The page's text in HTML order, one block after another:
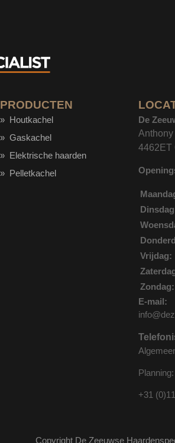
PRODUCTEN
Houtkachel
Gaskachel
Elektrische haarden
Pelletkachel
De
Anthony
4462ET
Vrijdag:
Zondag:
E-mail:
+31
Copyright De Zeeuwse